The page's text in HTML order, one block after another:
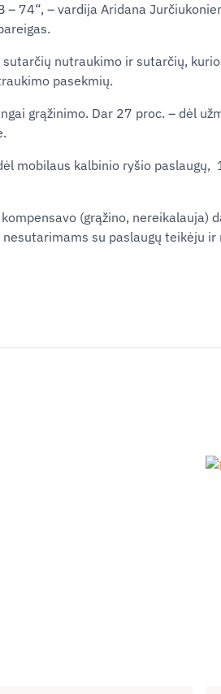
74“, – vardija Aridana
nutraukimo ir sutarčių,
pasekmių.
grąžinimo. Dar 27 proc. – dėl
mobilaus kalbinio ryšio
(grąžino, nereikalauja)
su paslaugų teikėju